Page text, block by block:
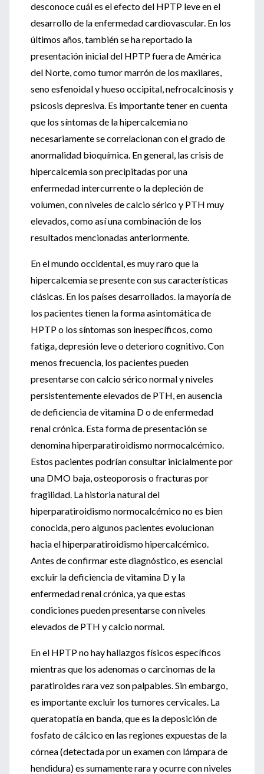
desconoce cuál es el efecto del HPTP leve en el
desarrollo de la enfermedad cardiovascular. En los
últimos años, también se ha reportado la
presentación inicial del HPTP fuera de América
del Norte, como tumor marrón de los maxilares,
seno esfenoidal y hueso occipital, nefrocalcinosis y
psicosis depresiva. Es importante tener en cuenta
que los síntomas de la hipercalcemia no
necesariamente se correlacionan con el grado de
anormalidad bioquímica. En general, las crisis de
hipercalcemia son precipitadas por una
enfermedad intercurrente o la depleción de
volumen, con niveles de calcio sérico y PTH muy
elevados, como así una combinación de los
resultados mencionadas anteriormente.
En el mundo occidental, es muy raro que la
hipercalcemia se presente con sus características
clásicas. En los países desarrollados. la mayoría de
los pacientes tienen la forma asintomática de
HPTP o los síntomas son inespecíficos, como
fatiga, depresión leve o deterioro cognitivo. Con
menos frecuencia, los pacientes pueden
presentarse con calcio sérico normal y niveles
persistentemente elevados de PTH, en ausencia
de deficiencia de vitamina D o de enfermedad
renal crónica. Esta forma de presentación se
denomina hiperparatiroidismo normocalcémico.
Estos pacientes podrían consultar inicialmente por
una DMO baja, osteoporosis o fracturas por
fragilidad. La historia natural del
hiperparatiroidismo normocalcémico no es bien
conocida, pero algunos pacientes evolucionan
hacia el hiperparatiroidismo hipercalcémico.
Antes de confirmar este diagnóstico, es esencial
excluir la deficiencia de vitamina D y la
enfermedad renal crónica, ya que estas
condiciones pueden presentarse con niveles
elevados de PTH y calcio normal.
En el HPTP no hay hallazgos físicos específicos
mientras que los adenomas o carcinomas de la
paratiroides rara vez son palpables. Sin embargo,
es importante excluir los tumores cervicales. La
queratopatía en banda, que es la deposición de
fosfato de cálcico en las regiones expuestas de la
córnea (detectada por un examen con lámpara de
hendidura) es sumamente rara y ocurre con niveles